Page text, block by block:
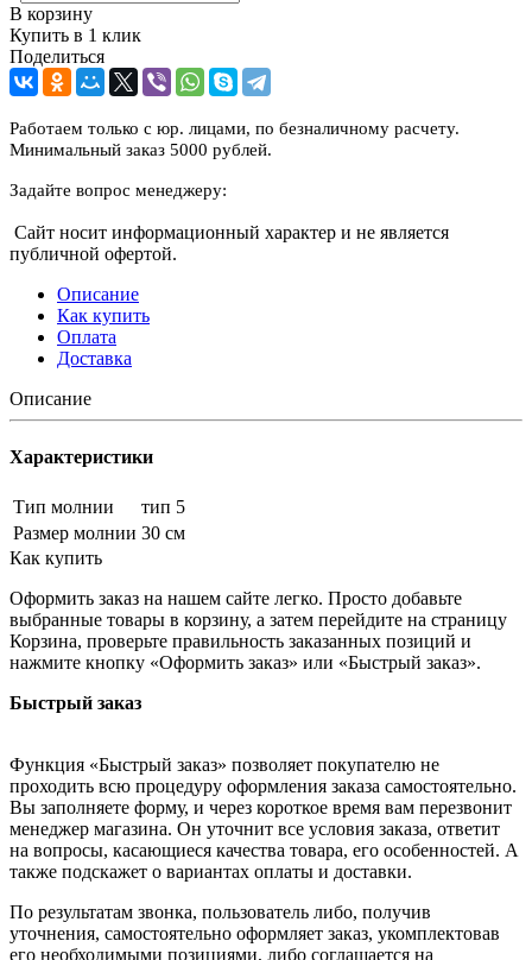
В корзину
Купить в 1 клик
Поделиться
Работаем только с юр. лицами, по безналичному расчету.
Минимальный заказ 5000 рублей.
Задайте вопрос менеджеру:
Сайт носит информационный характер и не является
публичной офертой.
Описание
Как купить
Оплата
Доставка
Описание
Характеристики
Тип молнии
тип 5
Размер молнии 30 см
Как купить
Оформить заказ на нашем сайте легко. Просто добавьте
выбранные товары в корзину, а затем перейдите на страницу
Корзина, проверьте правильность заказанных позиций и
нажмите кнопку «Оформить заказ» или «Быстрый заказ».
Быстрый заказ
Функция «Быстрый заказ» позволяет покупателю не
проходить всю процедуру оформления заказа самостоятельно.
Вы заполняете форму, и через короткое время вам перезвонит
менеджер магазина. Он уточнит все условия заказа, ответит
на вопросы, касающиеся качества товара, его особенностей. А
также подскажет о вариантах оплаты и доставки.
По результатам звонка, пользователь либо, получив
уточнения, самостоятельно оформляет заказ, укомплектовав
его необходимыми позициями, либо соглашается на